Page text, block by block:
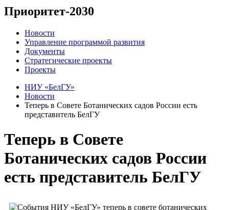
Приоритет-2030
Новости
Управление программой развития
Документы
Стратегические проекты
Проекты
НИУ «БелГУ»
Новости
Теперь в Совете Ботанических садов России есть
представитель БелГУ
Теперь в Совете
Ботанических садов России
есть представитель БелГУ